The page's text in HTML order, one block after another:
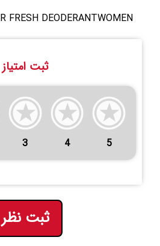
FRESH DEODERANTWOMEN
ثبت امتیاز
3 4 5
ثبت نظر